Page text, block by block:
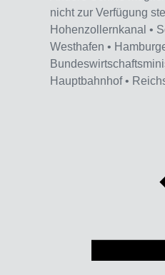
nicht zur Verfügung
Hohenzollernkanal •
Westhafen •
Hauptbahnhof •